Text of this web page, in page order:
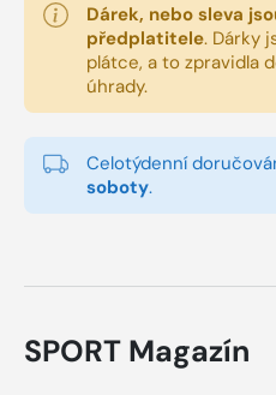
Dárek, nebo sleva
předplatitele. Dárky
plátce, a to zpravidla
úhrady.
Celotýdenní
soboty.
SPORT Magazín